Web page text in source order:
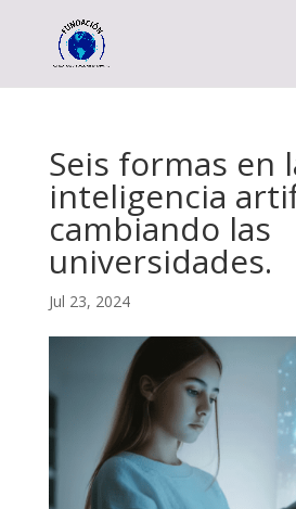
Seis formas en
inteligencia
cambiando las
universidades.
Jul 23, 2024